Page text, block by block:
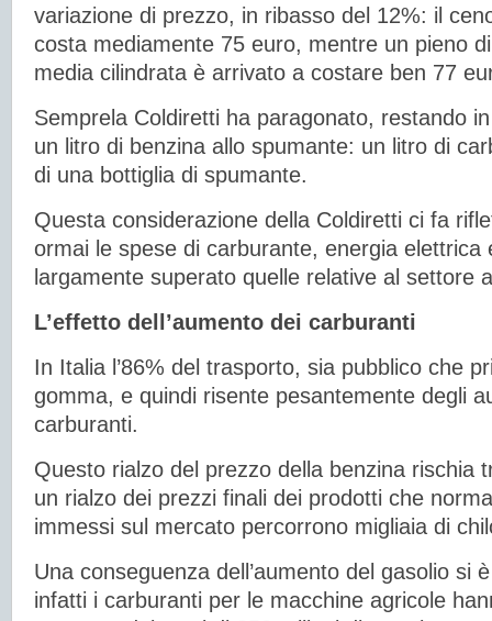
variazione di prezzo, in ribasso del 12%: il
costa mediamente 75 euro, mentre un pieno
media cilindrata è arrivato a costare ben 77
Semprela Coldiretti ha paragonato, restando
un litro di benzina allo spumante: un litro di
di una bottiglia di spumante.
Questa considerazione della Coldiretti ci fa
ormai le spese di carburante, energia elettrica
largamente superato quelle relative al settore
L’effetto dell’aumento dei carburanti
In Italia l’86% del trasporto, sia pubblico che
gomma, e quindi risente pesantemente degli
carburanti.
Questo rialzo del prezzo della benzina rischia
un rialzo dei prezzi finali dei prodotti che
immessi sul mercato percorrono migliaia di
Una conseguenza dell’aumento del gasolio si
infatti i carburanti per le macchine agricole